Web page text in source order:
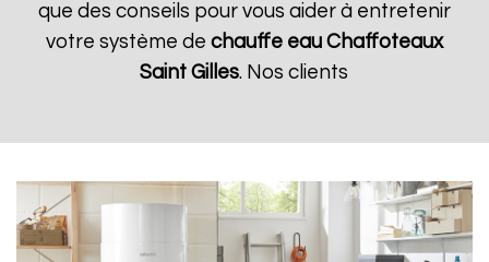
que des conseils pour vous aider à entretenir
votre système de chauffe eau Chaffoteaux
Saint Gilles. Nos clients